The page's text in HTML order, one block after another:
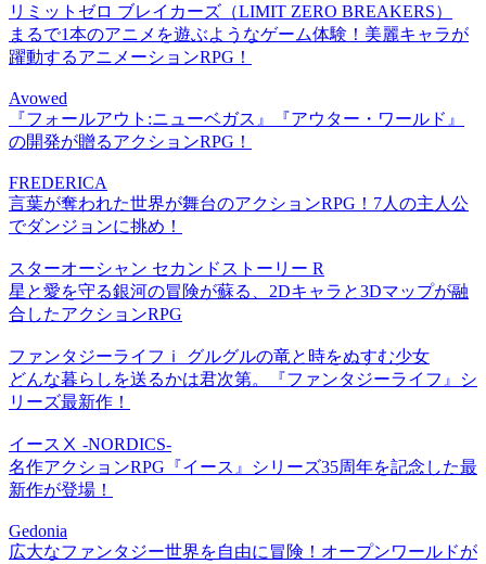
リミットゼロ ブレイカーズ（LIMIT ZERO BREAKERS）
まるで1本のアニメを遊ぶようなゲーム体験！美麗キャラが
躍動するアニメーションRPG！
Avowed
『フォールアウト:ニューベガス』『アウター・ワールド』
の開発が贈るアクションRPG！
FREDERICA
言葉が奪われた世界が舞台のアクションRPG！7人の主人公
でダンジョンに挑め！
スターオーシャン セカンドストーリー R
星と愛を守る銀河の冒険が蘇る、2Dキャラと3Dマップが融
合したアクションRPG
ファンタジーライフｉ グルグルの竜と時をぬすむ少女
どんな暮らしを送るかは君次第。『ファンタジーライフ』シ
リーズ最新作！
イースⅩ -NORDICS-
名作アクションRPG『イース』シリーズ35周年を記念した最
新作が登場！
Gedonia
広大なファンタジー世界を自由に冒険！オープンワールドが